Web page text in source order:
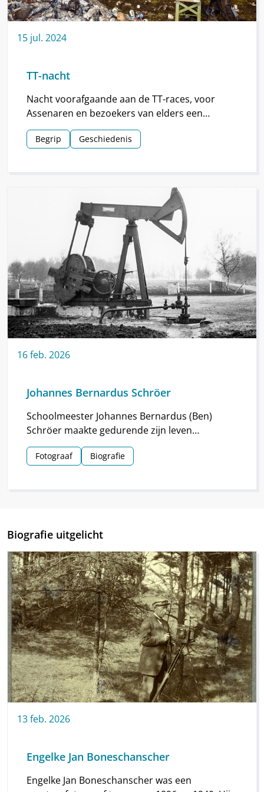
15 jul. 2024
TT-nacht
Nacht voorafgaande aan de TT-races, voor
Assenaren en bezoekers van elders een
hoogtepunt van de TT.
Begrip Geschiedenis
16feb. 2026
Johannes Bernardus Schröer
Schoolmeester Johannes Bernardus (Ben)
Schröer maakte gedurende zijn leven
haarscherpe foto’s in en om Nieuw-
Schoonebeek.
Fotograaf Biografie
Biografie uitgelicht
13feb. 2026
Engelke Jan Boneschanscher
Engelke Jan Boneschanscher was een